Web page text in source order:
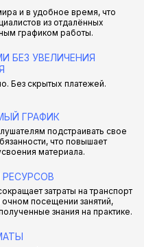
и в удобное время, что
из отдалённых
графиком работы.
БЕЗ УВЕЛИЧЕНИЯ
Без скрытых платежей.
ГРАФИК
подстраивать свое
что повышает
материала.
затраты на транспорт
посещении занятий,
знания на практике.